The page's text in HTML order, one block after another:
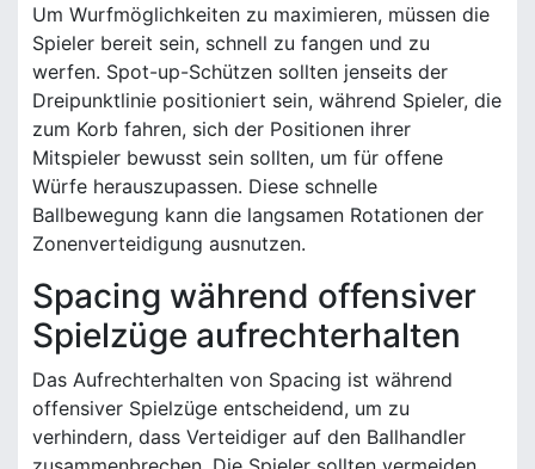
Um Wurfmöglichkeiten zu maximieren, müssen die
Spieler bereit sein, schnell zu fangen und zu
werfen. Spot-up-Schützen sollten jenseits der
Dreipunktlinie positioniert sein, während Spieler, die
zum Korb fahren, sich der Positionen ihrer
Mitspieler bewusst sein sollten, um für offene
Würfe herauszupassen. Diese schnelle
Ballbewegung kann die langsamen Rotationen der
Zonenverteidigung ausnutzen.
Spacing während offensiver
Spielzüge aufrechterhalten
Das Aufrechterhalten von Spacing ist während
offensiver Spielzüge entscheidend, um zu
verhindern, dass Verteidiger auf den Ballhandler